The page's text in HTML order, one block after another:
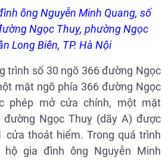
ông Nguyễn Minh Quang, số
Ngọc Thuỵ, phường Ngọc
Long Biên, TP. Hà Nội
trình số 30 ngõ 366 đường Ngọc
mặt ngõ phía 366 đường Ngọc
phép mở cửa chính, một mặt
đường Ngọc Thuỵ (dãy A) được
cửa thoát hiểm. Trong quá trình
gia đình ông Nguyễn Minh